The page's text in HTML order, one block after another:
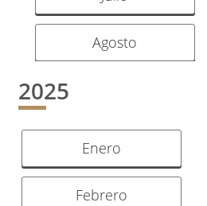
Agosto
2025
Enero
Febrero